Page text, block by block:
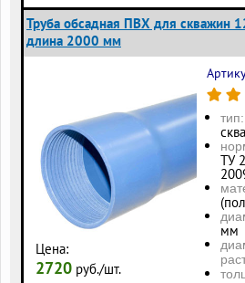
Труба обсадная ПВХ для скважин
длина 2000 мм
Цена:
2720 руб./шт.
тип:
ТУ
мм